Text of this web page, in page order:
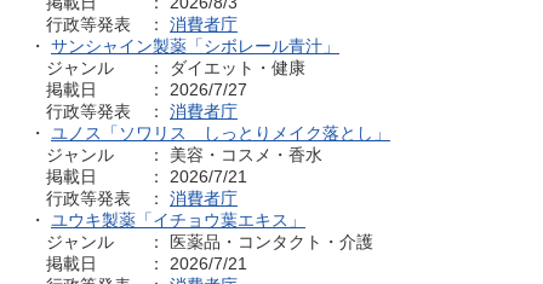
行政等発表 ： 消費者庁
・ サンシャイン製薬「シボレール青汁」
ジャンル ： ダイエット・健康
掲載日 ： 2026/7/27
行政等発表 ： 消費者庁
・ ユノス「ソワリス しっとりメイク落とし」
ジャンル ： 美容・コスメ・香水
掲載日 ： 2026/7/21
行政等発表 ： 消費者庁
・ ユウキ製薬「イチョウ葉エキス」
ジャンル ： 医薬品・コンタクト・介護
掲載日 ： 2026/7/21